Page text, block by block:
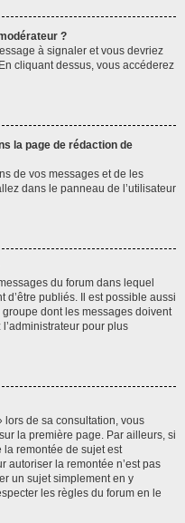
?
à signaler et vous devriez
cliquant dessus, vous accéderez
la page de rédaction de
de vos messages et de les
dans le panneau de l’utilisateur
du forum dans lequel
d’être publiés. Il est possible aussi
dont les messages doivent
pour plus
lors de sa consultation, vous
la première page. Par ailleurs, si
remontée de sujet est
autoriser la remontée n’est pas
un sujet simplement en y
les règles du forum en le